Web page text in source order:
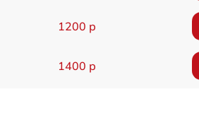
1200 р
1400 р